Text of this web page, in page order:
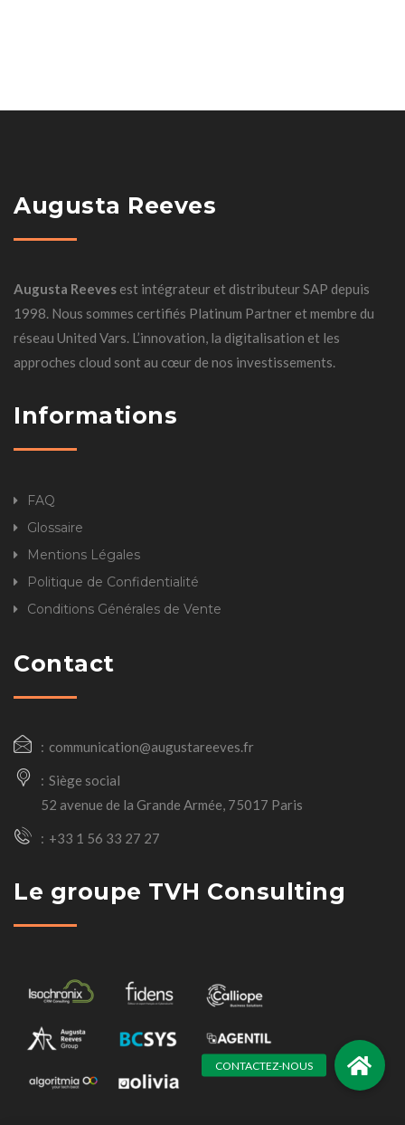
Augusta Reeves
Augusta Reeves est intégrateur et distributeur SAP depuis
1998. Nous sommes certifiés Platinum Partner et membre du
réseau United Vars. L’innovation, la digitalisation et les
approches cloud sont au cœur de nos investissements.
Informations
FAQ
Glossaire
Mentions Légales
Politique de Confidentialité
Conditions Générales de Vente
Contact
communication@augustareeves.fr
Siège social
52 avenue de la Grande Armée, 75017 Paris
+33 1 56 33 27 27
Le groupe TVH Consulting